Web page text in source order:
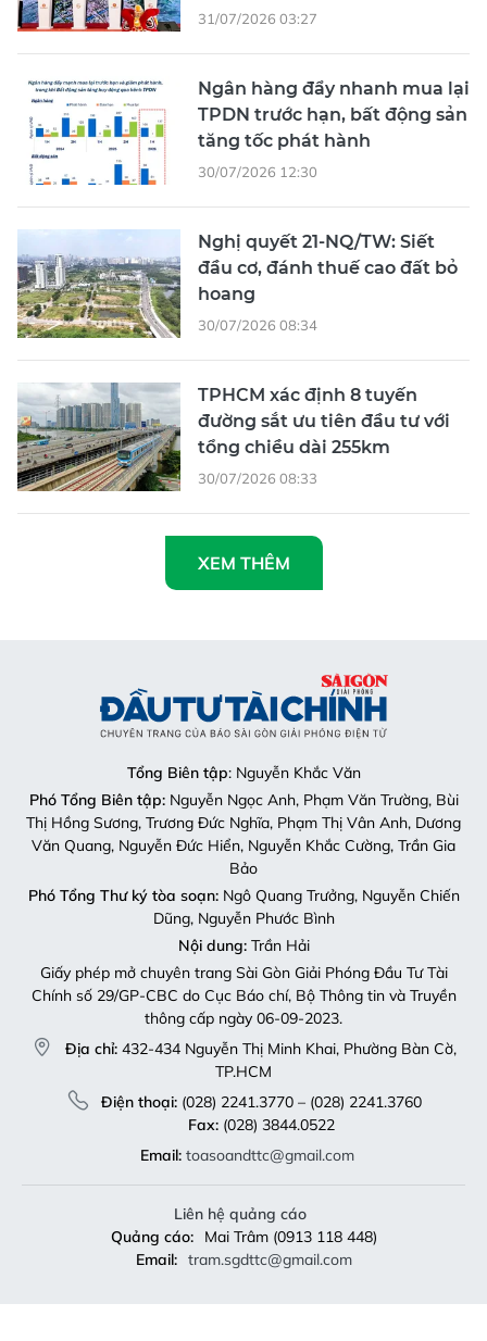
31/07/2026 03:27
Ngân hàng đẩy nhanh mua lại
TPDN trước hạn, bất động sản
tăng tốc phát hành
30/07/2026 12:30
Nghị quyết 21-NQ/TW: Siết
đầu cơ, đánh thuế cao đất bỏ
hoang
30/07/2026 08:34
TPHCM xác định 8 tuyến
đường sắt ưu tiên đầu tư với
tổng chiều dài 255km
30/07/2026 08:33
XEM THÊM
Tổng Biên tập: Nguyễn Khắc Văn
Phó Tổng Biên tập:Nguyễn Ngọc Anh, Phạm Văn Trường, Bùi
Thị Hồng Sương, Trương Đức Nghĩa, Phạm Thị Vân Anh, Dương
Văn Quang, Nguyễn Đức Hiển, Nguyễn Khắc Cường, Trần Gia
Bảo
Phó Tổng Thư ký tòa soạn:Ngô Quang Trưởng, Nguyễn Chiến
Dũng, Nguyễn Phước Bình
Nội dung:Trần Hải
Giấy phép mở chuyên trang Sài Gòn Giải Phóng Đầu Tư Tài
Chính số 29/GP-CBC do Cục Báo chí, Bộ Thông tin và Truyền
thông cấp ngày 06-09-2023.
Địa chỉ: 432-434 Nguyễn Thị Minh Khai, Phường Bàn Cờ,
TP.HCM
Điện thoại:(028) 2241.3770 – (028) 2241.3760
Fax:(028) 3844.0522
Email: toasoandttc@gmail.com
Liên hệ quảng cáo
Quảng cáo:
Mai Trâm (0913 118 448)
Email: tram.sgdttc@gmail.com